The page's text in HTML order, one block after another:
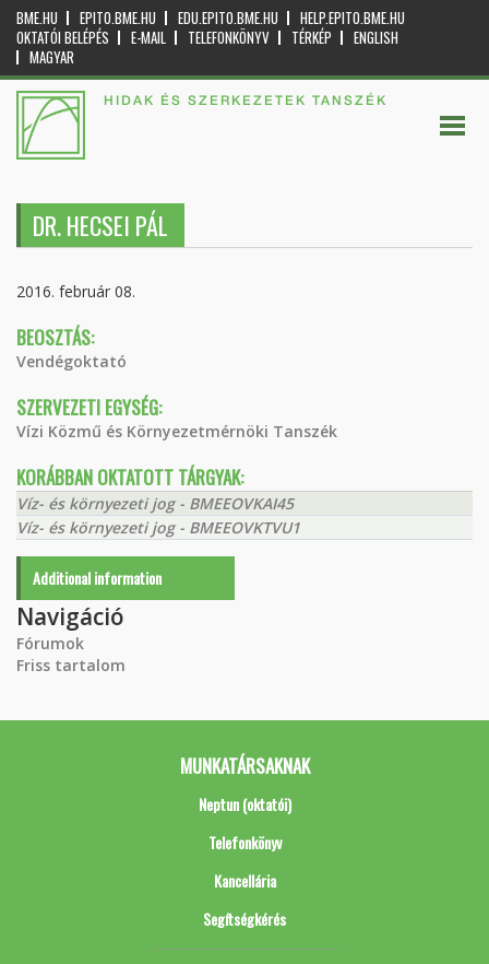
BME.HU EPITO.BME.HU EDU.EPITO.BME.HU
HELP.EPITO.BME.HU
OKTATÓI BELÉPÉS
E-MAIL TELEFONKÖNYV TÉRKÉP
ENGLISH
MAGYAR
HIDAK ÉS SZERKEZETEK TANSZÉK
DR. HECSEI PÁL
2016. február 08.
BEOSZTÁS:
Vendégoktató
SZERVEZETI EGYSÉG:
Vízi Közmű és Környezetmérnöki Tanszék
KORÁBBAN OKTATOTT TÁRGYAK:
Víz- és környezeti jog - BMEEOVKAI45
Víz- és környezeti jog - BMEEOVKTVU1
Additional information
Navigáció
Fórumok
Friss tartalom
MUNKATÁRSAKNAK
Neptun (oktatói)
Telefonkönyv
Kancellária
Segítségkérés